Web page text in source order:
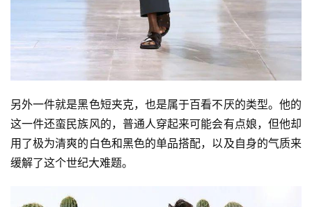
另外一件就是黑色短夹克，也是属于百看不厌的类型。他的
这一件还蛮民族风的，普通人穿起来可能会有点娘，但他却
用了极为清爽的白色和黑色的单品搭配，以及自身的气质来
缓解了这个世纪大难题。